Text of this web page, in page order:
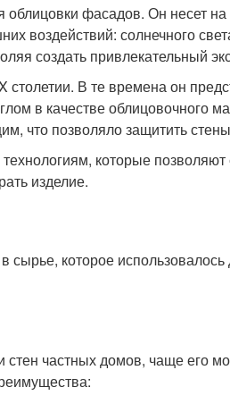
фасадов. Он несет на
воздействий: солнечного
создать привлекательный
В те времена он
в качестве облицовочного
что позволяло защитить
которые
изделие.
которое использовалось
частных домов, чаще его